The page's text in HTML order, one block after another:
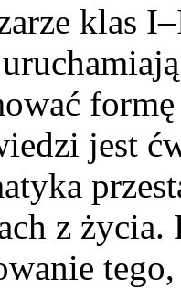
klas
formę
jest
z